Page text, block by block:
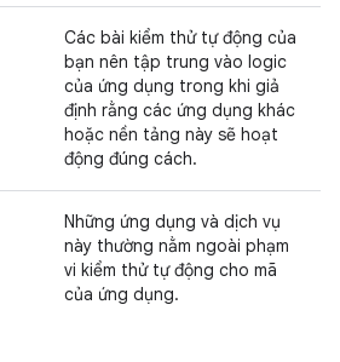
Các bài kiểm thử tự động của
bạn nên tập trung vào logic
của ứng dụng trong khi giả
định rằng các ứng dụng khác
hoặc nền tảng này sẽ hoạt
động đúng cách.
Những ứng dụng và dịch vụ
này thường nằm ngoài phạm
vi kiểm thử tự động cho mã
của ứng dụng.